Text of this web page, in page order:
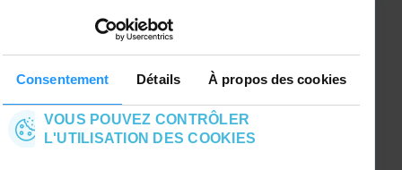
Consentement Détails À propos des cookies
VOUS POUVEZ CONTRÔLER
L'UTILISATION DES COOKIES
CONNECTEZ-VOUS À GRANDVALIRA!
Suivez-nous sur les Réseaux Sociaux et soyez